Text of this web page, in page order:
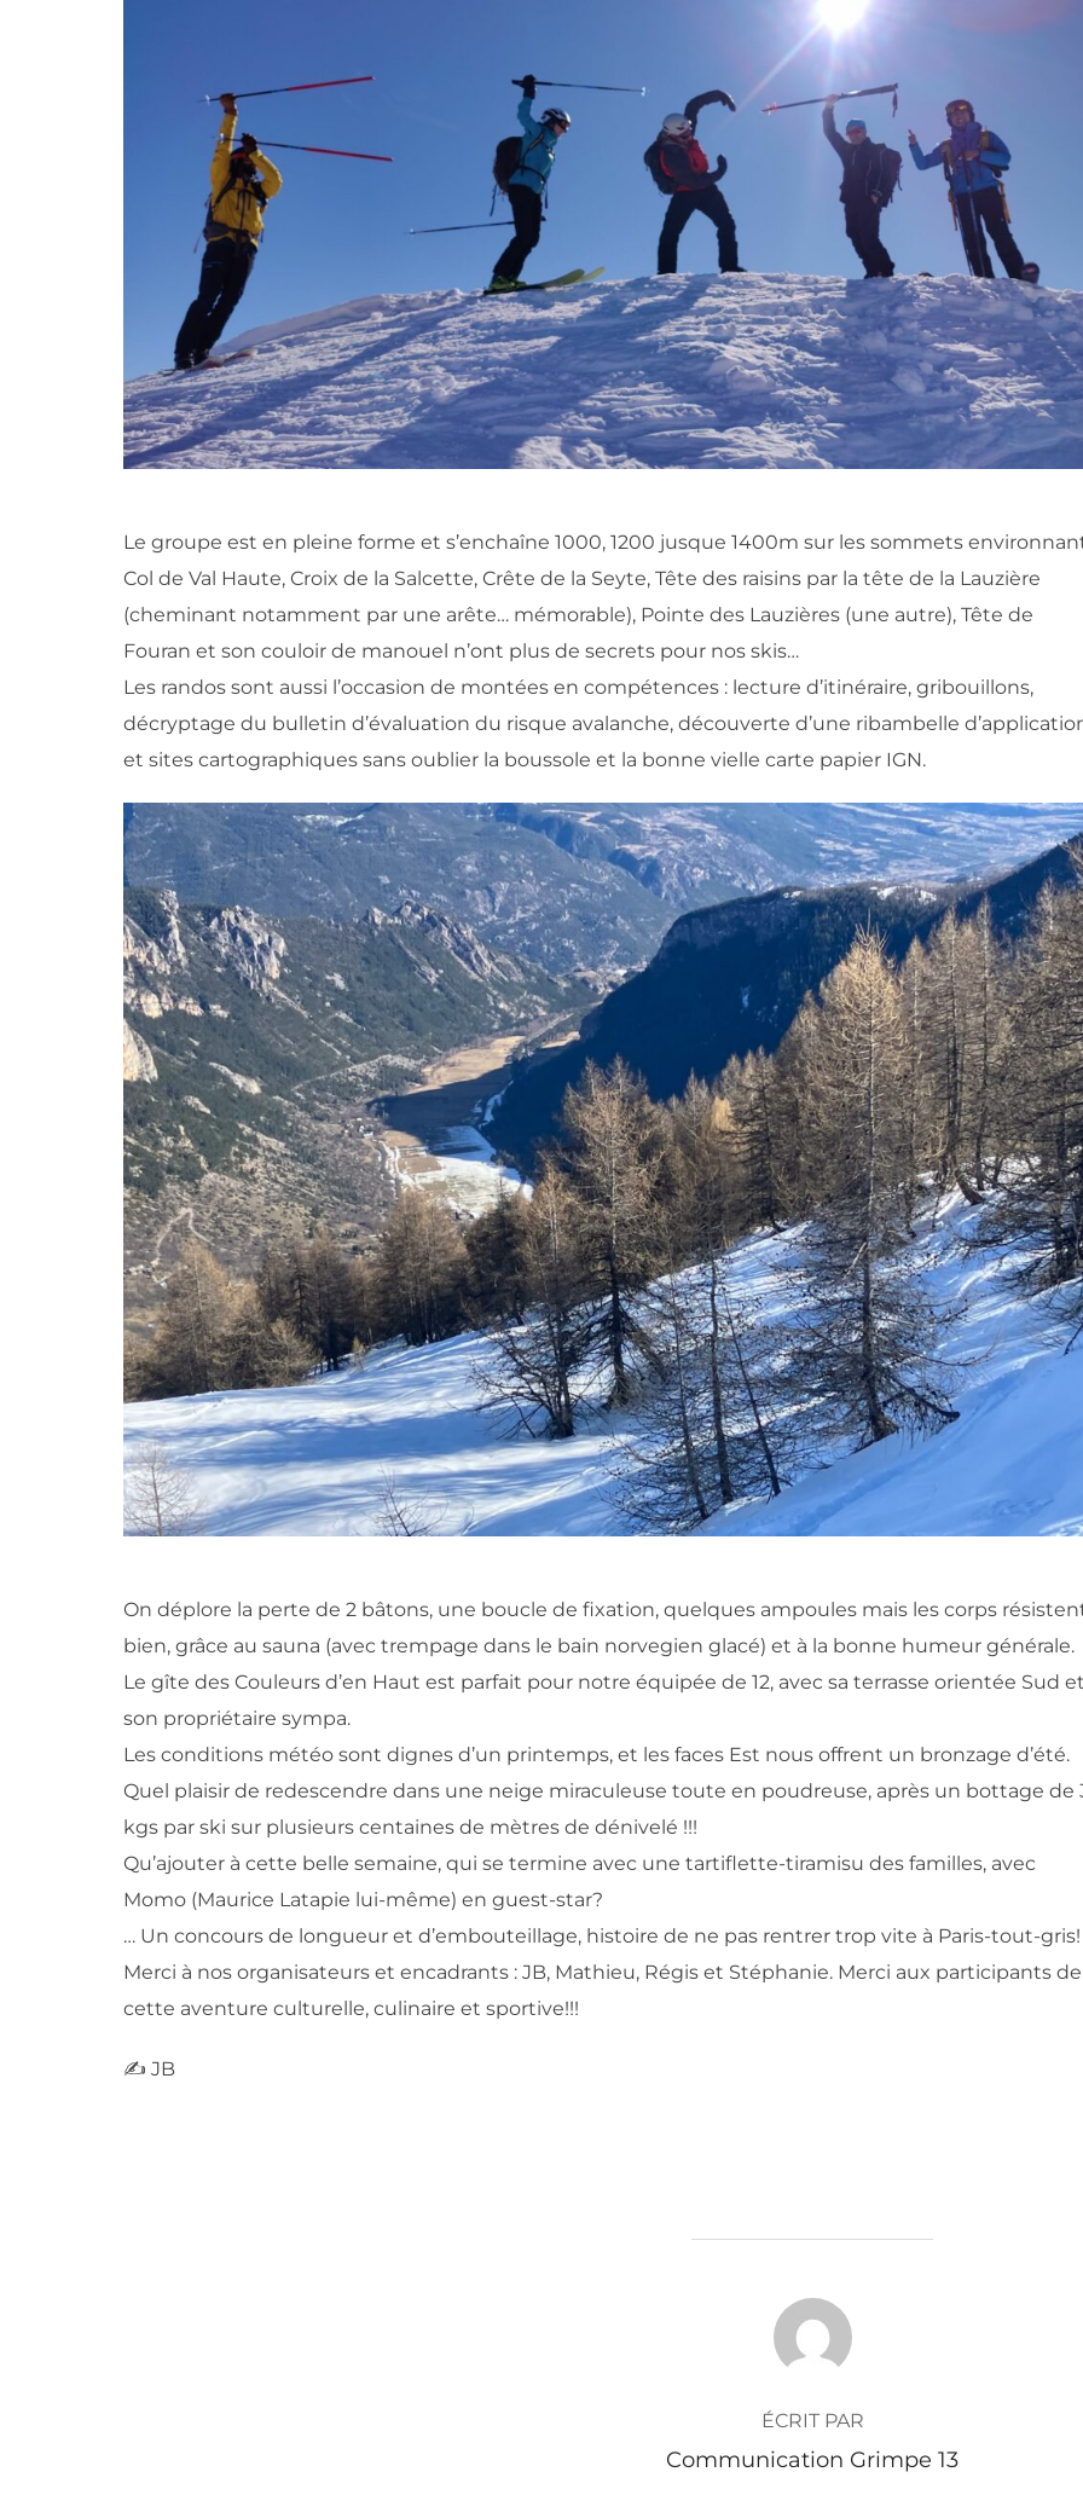
Le groupe est en pleine forme et s’enchaîne 1000, 1200 jusque 1400m sur les sommets
Col de Val Haute, Croix de la Salcette, Crête de la Seyte, Tête des raisins par la tête de la Lauzière
(cheminant notamment par une arête… mémorable), Pointe des Lauzières (une autre), Tête de
Fouran et son couloir de manouel n’ont plus de secrets pour nos skis…
Les randos sont aussi l’occasion de montées en compétences : lecture d’itinéraire, gribouillons,
décryptage du bulletin d’évaluation du risque avalanche, découverte d’une ribambelle
et sites cartographiques sans oublier la boussole et la bonne vielle carte papier IGN.
On déplore la perte de 2 bâtons, une boucle de fixation, quelques ampoules mais les corps
bien, grâce au sauna (avec trempage dans le bain norvegien glacé) et à la bonne humeur générale.
Le gîte des Couleurs d’en Haut est parfait pour notre équipée de 12, avec sa terrasse orientée Sud
son propriétaire sympa.
Les conditions météo sont dignes d’un printemps, et les faces Est nous offrent un bronzage d’été.
Quel plaisir de redescendre dans une neige miraculeuse toute en poudreuse, après un bottage de
kgs par ski sur plusieurs centaines de mètres de dénivelé !!!
Qu’ajouter à cette belle semaine, qui se termine avec une tartiflette-tiramisu des familles, avec
Momo (Maurice Latapie lui-même) en guest-star?
… Un concours de longueur et d’embouteillage, histoire de ne pas rentrer trop vite à Paris-tout-gris!
Merci à nos organisateurs et encadrants : JB, Mathieu, Régis et Stéphanie. Merci aux participants de
cette aventure culturelle, culinaire et sportive!!!
✍️ JB
AUTEUR DE LA PUBLICATION
ÉCRIT PAR
Communication Grimpe 13